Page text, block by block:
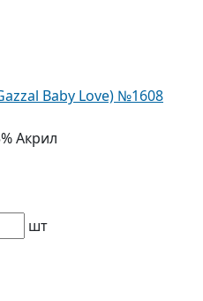
Baby Love) №1608
Акрил
шт